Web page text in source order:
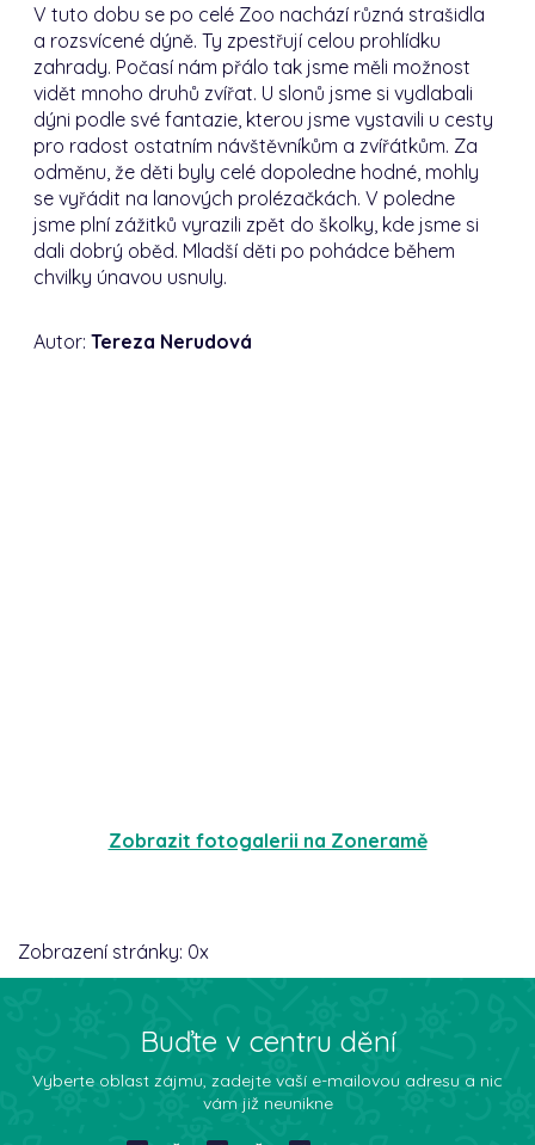
V tuto dobu se po celé Zoo nachází různá strašidla
a rozsvícené dýně. Ty zpestřují celou prohlídku
zahrady. Počasí nám přálo tak jsme měli možnost
vidět mnoho druhů zvířat. U slonů jsme si vydlabali
dýni podle své fantazie, kterou jsme vystavili u cesty
pro radost ostatním návštěvníkům a zvířátkům. Za
odměnu, že děti byly celé dopoledne hodné, mohly
se vyřádit na lanových prolézačkách. V poledne
jsme plní zážitků vyrazili zpět do školky, kde jsme si
dali dobrý oběd. Mladší děti po pohádce během
chvilky únavou usnuly.
Autor:Tereza Nerudová
Zobrazit fotogalerii na Zoneramě
Zobrazení stránky: 0x
Buďte v centru dění
Vyberte oblast zájmu, zadejte vaší e-mailovou adresu a nic
vám již neunikne